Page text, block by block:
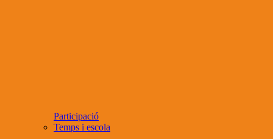
Participació
Temps i escola